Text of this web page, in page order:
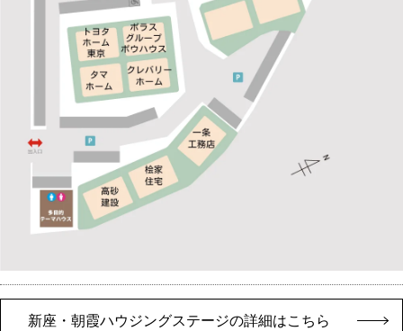
新座・朝霞ハウジングステージの詳細はこちら